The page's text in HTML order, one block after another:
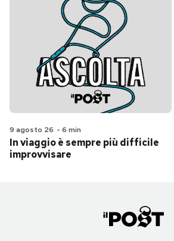
9 agosto 26 - 6 min
In viaggio è sempre più difficile
improvvisare